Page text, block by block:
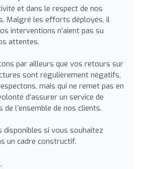
et dans le respect de nos
Malgré les efforts déployés, il
interventions n’aient pas su
attentes.
par ailleurs que vos retours sur
sont régulièrement négatifs,
mais qui ne remet pas en
d’assurer un service de
de l’ensemble de nos clients.
disponibles si vous souhaitez
un cadre constructif.